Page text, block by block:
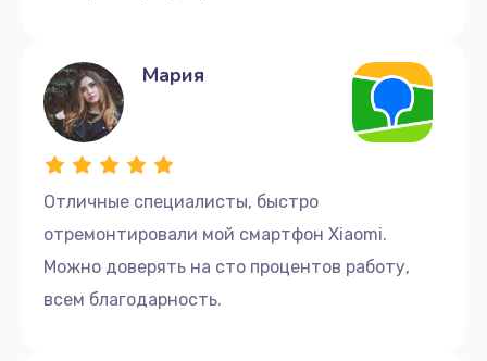
Отличные cпециалисты, быстро
отремонтировали мой смартфон Xiaomi.
Можно доверять на сто процентов работу,
всем благодарность.
Мария